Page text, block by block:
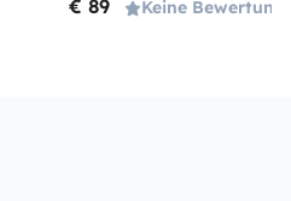
€ 89 Keine Bewertung